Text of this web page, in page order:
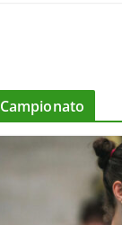
Campionato